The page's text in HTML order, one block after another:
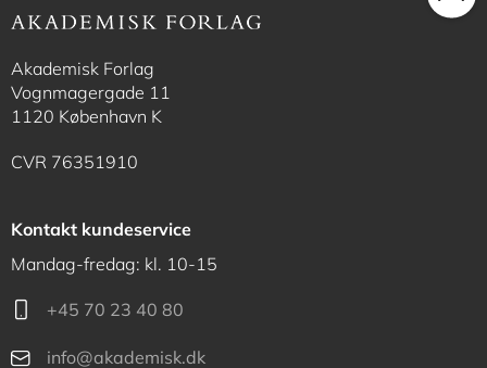
Akademisk Forlag
Vognmagergade 11
1120 København K
CVR 76351910
Kontakt kundeservice
Mandag-fredag: kl. 10-15
+45 70 23 40 80
info@akademisk.dk